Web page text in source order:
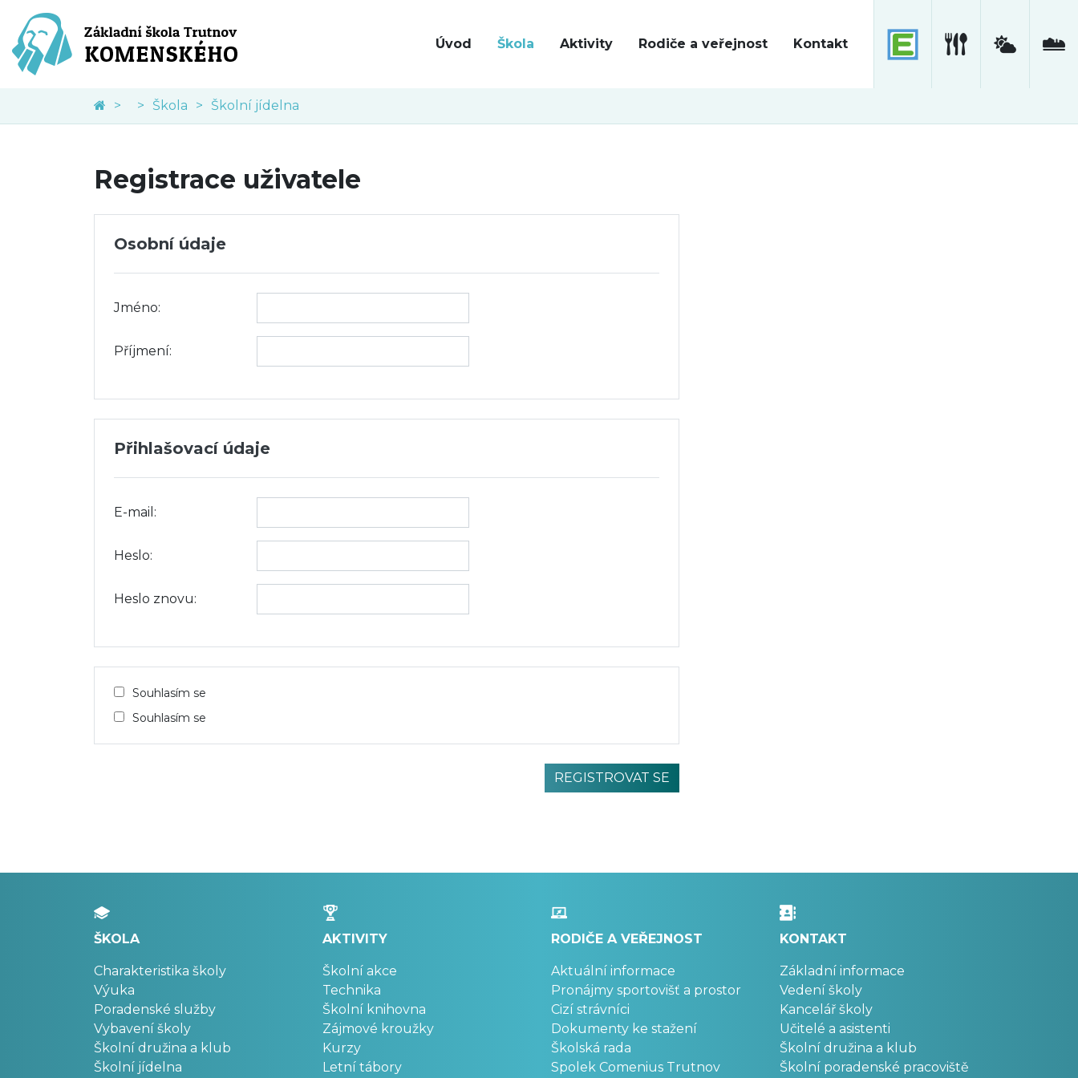
Úvod Škola Aktivity Rodiče a veřejnost Kontakt
Škola Školní jídelna
Registrace uživatele
Osobní údaje
Jméno:
Příjmení:
Přihlašovací údaje
E-mail:
Heslo:
Heslo znovu:
Souhlasím se
Souhlasím se
ŠKOLA
Charakteristika školy
Výuka
Poradenské služby
Vybavení školy
Školní družina a klub
Školní jídelna
AKTIVITY
Školní akce
Technika
Školní knihovna
Zájmové kroužky
Kurzy
Letní tábory
RODIČE A VEŘEJNOST
Aktuální informace
Pronájmy sportovišť a prostor
Cizí strávníci
Dokumenty ke stažení
Školská rada
Spolek Comenius Trutnov
KONTAKT
Základní informace
Vedení školy
Kancelář školy
Učitelé a asistenti
Školní družina a klub
Školní poradenské pracoviště